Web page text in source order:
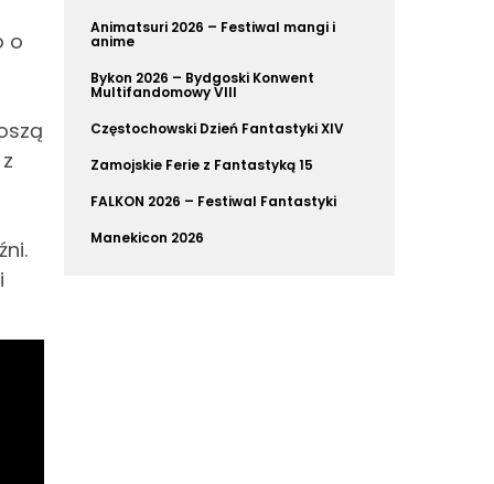
o
Animatsuri 2026 – Festiwal mangi i
anime
Bykon 2026 – Bydgoski Konwent
Multifandomowy VIII
Częstochowski Dzień Fantastyki XIV
Zamojskie Ferie z Fantastyką 15
FALKON 2026 – Festiwal Fantastyki
Manekicon 2026